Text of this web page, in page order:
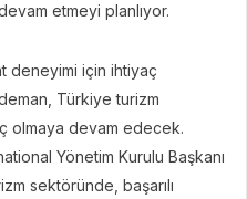
etmeyi planlıyor.
deneyimi için ihtiyaç
Türkiye turizm
olmaya devam edecek.
Yönetim Kurulu Başkanı
sektöründe, başarılı